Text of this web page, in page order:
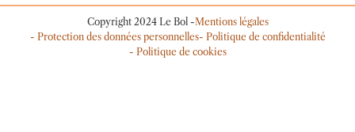
Copyright 2024 Le Bol -Mentions légales
- Protection des données personnelles- Politique de confidentialité
- Politique de cookies